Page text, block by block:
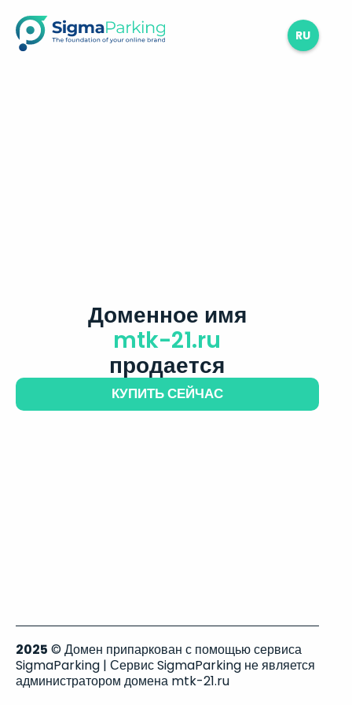
RU
Доменное имя
mtk-21.ru
продается
КУПИТЬ СЕЙЧАС
2025 © Домен припаркован с помощью сервиса
SigmaParking | Сервис SigmaParking не является
администратором домена mtk-21.ru